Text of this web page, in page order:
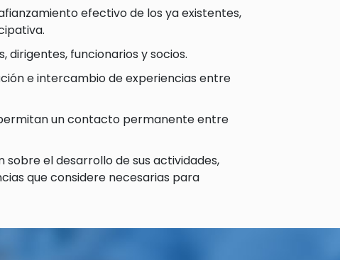
efectivo de los ya existentes,
funcionarios y socios.
e intercambio de experiencias entre
un contacto permanente entre
el desarrollo de sus actividades,
que considere necesarias para